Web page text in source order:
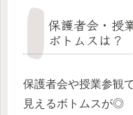
保護者会・授
ボトムスは？
保護者会や授業参観
見えるボトムスが◎